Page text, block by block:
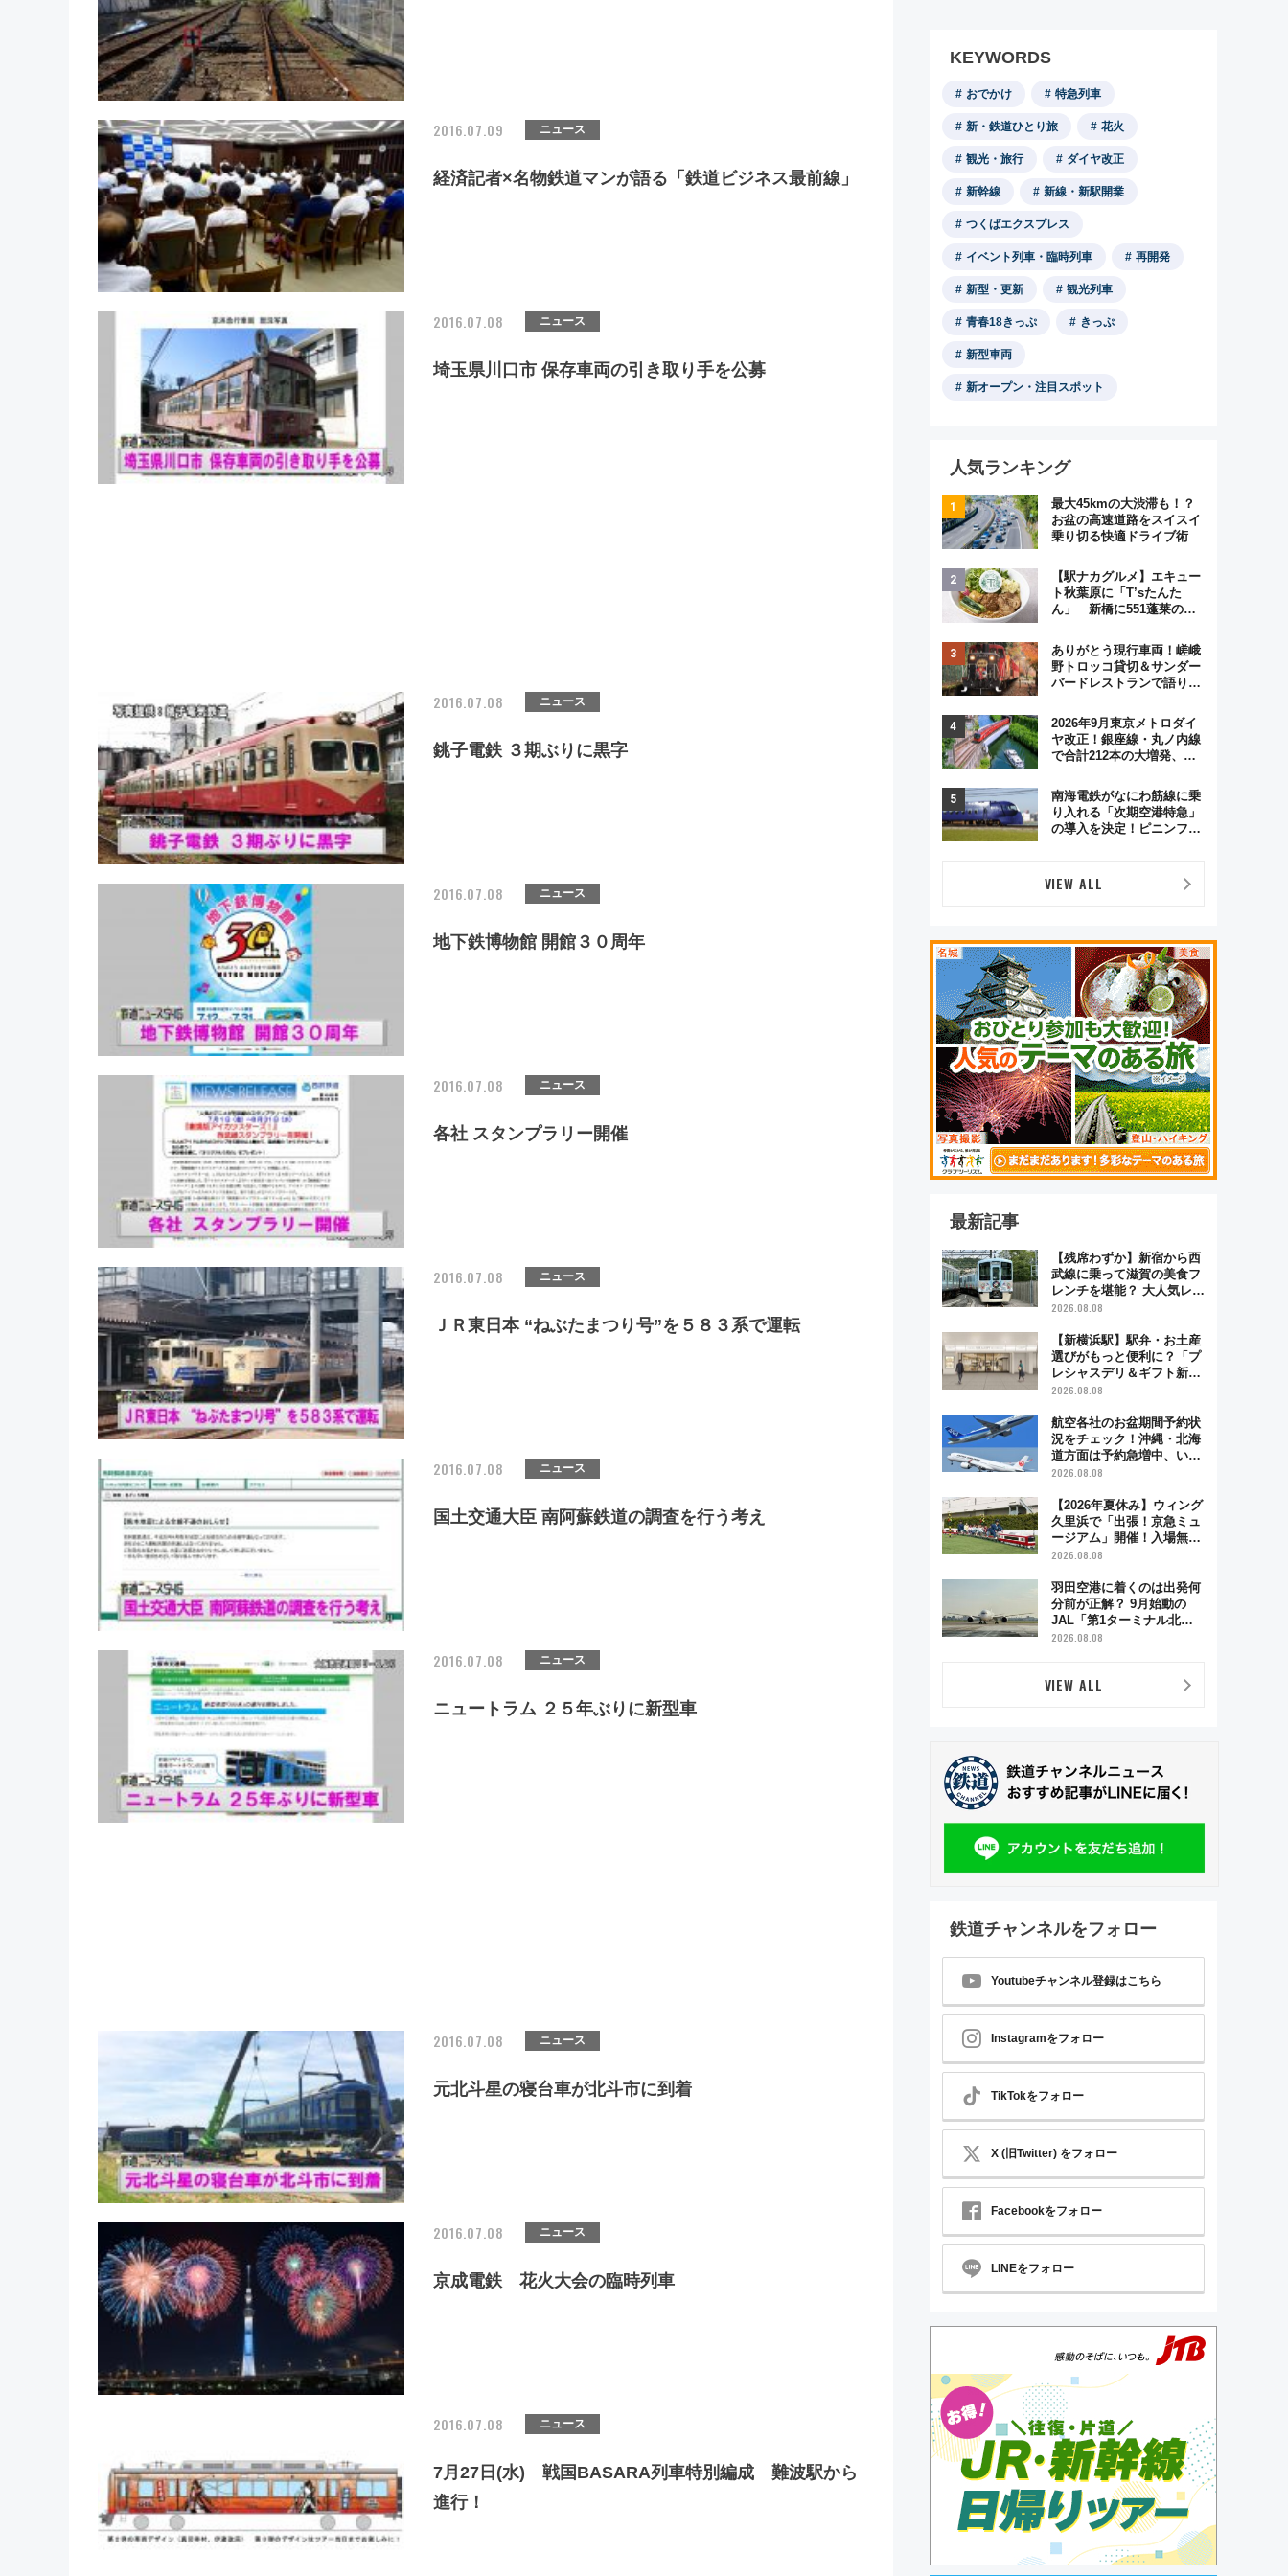
2016.07.09 ニュース
経済記者×名物鉄道マンが語る「鉄道ビジネス最前線」
2016.07.08 ニュース
埼玉県川口市 保存車両の引き取り手を公募
2016.07.08 ニュース
銚子電鉄 ３期ぶりに黒字
2016.07.08 ニュース
地下鉄博物館 開館３０周年
2016.07.08 ニュース
各社 スタンプラリー開催
2016.07.08 ニュース
ＪＲ東日本 “ねぶたまつり号”を５８３系で運転
2016.07.08 ニュース
国土交通大臣 南阿蘇鉄道の調査を行う考え
2016.07.08 ニュース
ニュートラム ２５年ぶりに新型車
2016.07.08 ニュース
元北斗星の寝台車が北斗市に到着
2016.07.08 ニュース
京成電鉄 花火大会の臨時列車
2016.07.08 ニュース
7月27日(水) 戦国BASARA列車特別編成 難波駅から
進行！
KEYWORDS
おでかけ 特急列車
新・鉄道ひとり旅 花火
観光・旅行 ダイヤ改正
新幹線 新線・新駅開業
つくばエクスプレス
イベント列車・臨時列車 再開発
新型・更新 観光列車
青春18きっぷ きっぷ
新型車両
新オープン・注目スポット
人気ランキング
最大45kmの大渋滞も！？
お盆の高速道路をスイスイ
乗り切る快適ドライブ術
【駅ナカグルメ】エキュー
ト秋葉原に「T’sたんた
ん」 新橋に551蓬莱の
オムライス専門店「肉とた
まご」新グルメ続々登場！
【2026年8月】
ありがとう現行車両！嵯峨
野トロッコ貸切＆サンダー
バードレストランで語り合
原トシヒロと行く！9月13
日「京都の鉄道満喫ツア
ー」開催
2026年9月東京メトロダイ
ヤ改正！銀座線・丸ノ内線
で合計212本の大増発、混
南海電鉄がなにわ筋線に乗
り入れる「次期空港特急」
の導入を決定！ピニンファ
VIEW ALL
最新記事
【残席わずか】新宿から西
武線に乗って滋賀の美食フ
レンチを堪能？ 大人気レス
トラン列車「52席の至福」
の特別コラボ
2026.08.08
【新横浜駅】駅弁・お土産
選びがもっと便利に？「プ
レシャスデリ＆ギフト新横
浜」がオープン 場所や営
2026.08.08
航空各社のお盆期間予約状
況をチェック！沖縄・北海
道方面は予約急増中、いま
から狙うべき日は？
2026.08.08
【2026年夏休み】ウィング
久里浜で「出張！京急ミュ
ージアム」開催！入場無料
でスタンプラリーや子ども
2026.08.08
羽田空港に着くのは出発何
分前が正解？ 9月始動の
JAL「第1ターミナル北側
サテライト」は徒歩1キロ
2026.08.08
VIEW ALL
鉄道チャンネルをフォロー
Youtubeチャンネル登録はこちら
Instagramをフォロー
TikTokをフォロー
X (旧Twitter) をフォロー
Facebookをフォロー
LINEをフォロー